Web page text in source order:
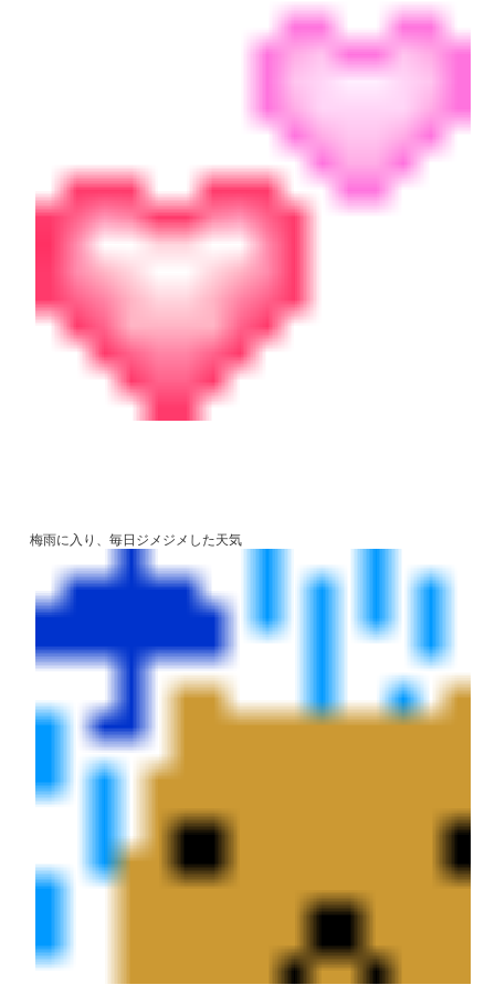
梅雨に入り、毎日ジメジメした天気